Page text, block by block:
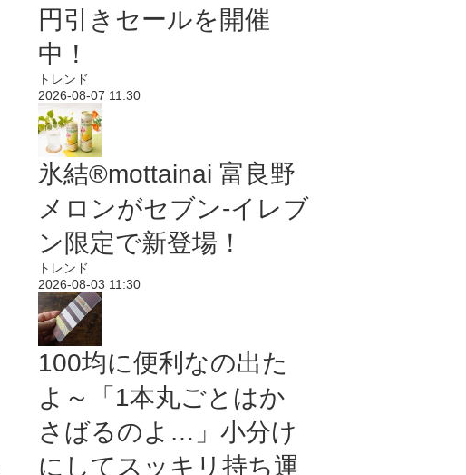
円引きセールを開催
中！
トレンド
2026-08-07 11:30
氷結®mottainai 富良野
メロンがセブン‐イレブ
ン限定で新登場！
トレンド
2026-08-03 11:30
100均に便利なの出た
よ～「1本丸ごとはか
さばるのよ…」小分け
にしてスッキリ持ち運